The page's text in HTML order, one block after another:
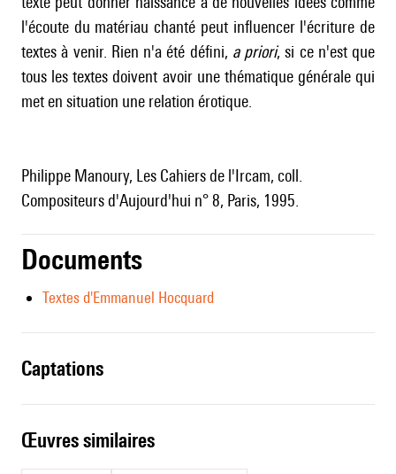
l'écoute du matériau chanté peut influencer l'écriture de
textes à venir. Rien n'a été défini, a priori, si ce n'est que
tous les textes doivent avoir une thématique générale qui
met en situation une relation érotique.
Philippe Manoury, Les Cahiers de l'Ircam, coll.
Compositeurs d'Aujourd'hui n° 8, Paris, 1995.
Documents
Textes d'Emmanuel Hocquard
captations
œuvres similaires